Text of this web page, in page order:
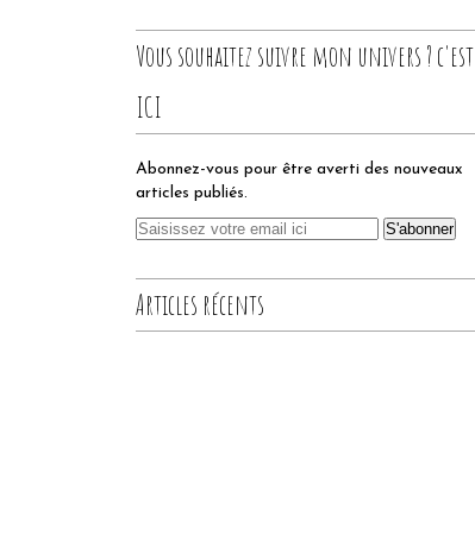
Vous souhaitez suivre mon univers ? c'est
ICI
Abonnez-vous pour être averti des nouveaux
articles publiés.
Articles récents